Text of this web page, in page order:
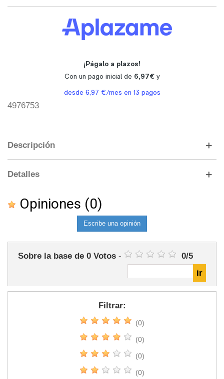
4976753
Descripción
Detalles
Opiniones (0)
Escribe una opinión
Sobre la base de 0 Votos - 0/5
Filtrar:
(0)
(0)
(0)
(0)